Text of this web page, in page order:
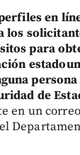
en
para
de
en un